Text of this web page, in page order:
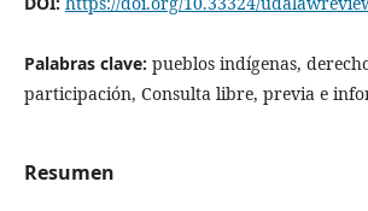
Palabras clave: pueblos indígenas,
participación, Consulta libre, previa e
Resumen